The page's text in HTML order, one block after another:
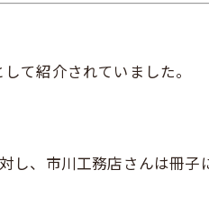
て紹介されていました。
、市川工務店さんは冊子